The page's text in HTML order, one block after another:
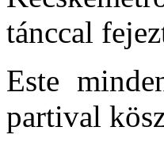
tánccal
Este
partival